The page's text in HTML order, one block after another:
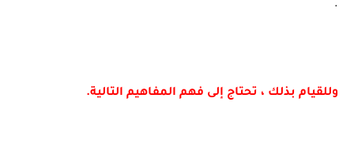
.
وللقيام بذلك ، تحتاج إلى فهم المفاهيم التالية.